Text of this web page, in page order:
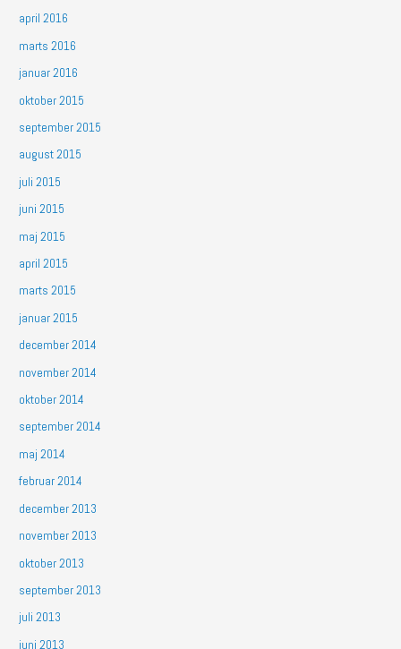
april 2016
marts 2016
januar 2016
oktober 2015
september 2015
august 2015
juli 2015
juni 2015
maj 2015
april 2015
marts 2015
januar 2015
december 2014
november 2014
oktober 2014
september 2014
maj 2014
februar 2014
december 2013
november 2013
oktober 2013
september 2013
juli 2013
juni 2013